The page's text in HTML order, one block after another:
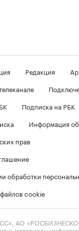
Редакция
Подписка на РБК
Информация
прав
обработки
cookie
АО